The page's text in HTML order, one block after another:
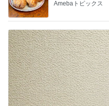
Amebaトピックス